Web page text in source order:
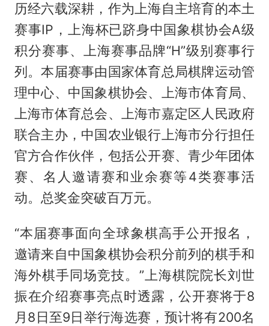
历经六载深耕，作为上海自主培育的本土
赛事IP，上海杯已跻身中国象棋协会A级
积分赛事、上海赛事品牌“H”级别赛事行
列。本届赛事由国家体育总局棋牌运动管
理中心、中国象棋协会、上海市体育局、
上海市体育总会、上海市嘉定区人民政府
联合主办，中国农业银行上海市分行担任
官方合作伙伴，包括公开赛、青少年团体
赛、名人邀请赛和业余赛等4类赛事活
动。总奖金突破百万元。
“本届赛事面向全球象棋高手公开报名，
邀请来自中国象棋协会积分前列的棋手和
海外棋手同场竞技。”上海棋院院长刘世
振在介绍赛事亮点时透露，公开赛将于8
月8日至9日举行海选赛，预计将有200名